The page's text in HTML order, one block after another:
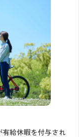
給休暇を付与され